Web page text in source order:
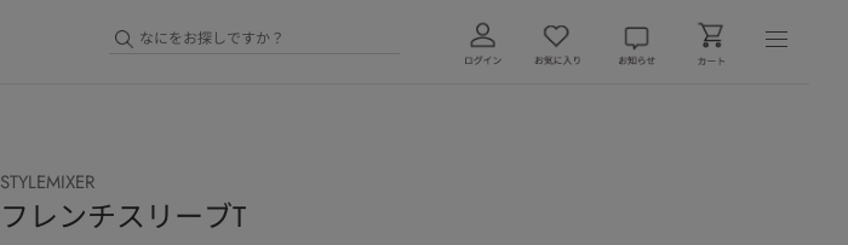
STYLEMIXER
フレンチスリーブT